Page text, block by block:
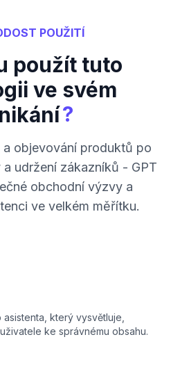
POUŽITÍ
použít tuto
ve svém
?
a objevování produktů po
udržení zákazníků - GPT
obchodní výzvy a
ve velkém měřítku.
který vysvětluje,
ke správnému obsahu.